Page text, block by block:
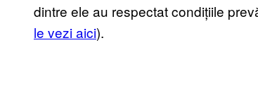
dintre ele au respectat condițiile
le vezi aici).